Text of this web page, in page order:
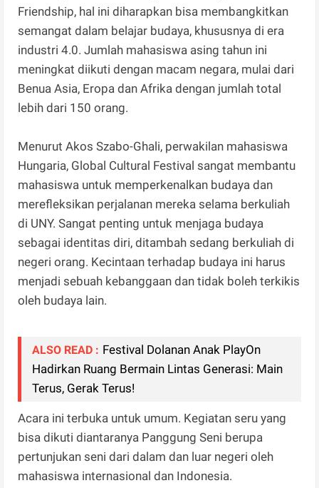
Friendship, hal ini diharapkan bisa membangkitkan
semangat dalam belajar budaya, khususnya di era
industri 4.0. Jumlah mahasiswa asing tahun ini
meningkat diikuti dengan macam negara, mulai dari
Benua Asia, Eropa dan Afrika dengan jumlah total
lebih dari 150 orang.
Menurut Akos Szabo-Ghali, perwakilan mahasiswa
Hungaria, Global Cultural Festival sangat membantu
mahasiswa untuk memperkenalkan budaya dan
merefleksikan perjalanan mereka selama berkuliah
di UNY. Sangat penting untuk menjaga budaya
sebagai identitas diri, ditambah sedang berkuliah di
negeri orang. Kecintaan terhadap budaya ini harus
menjadi sebuah kebanggaan dan tidak boleh terkikis
oleh budaya lain.
ALSO READ : Festival Dolanan Anak PlayOn
Hadirkan Ruang Bermain Lintas Generasi: Main
Terus, Gerak Terus!
Acara ini terbuka untuk umum. Kegiatan seru yang
bisa dikuti diantaranya Panggung Seni berupa
pertunjukan seni dari dalam dan luar negeri oleh
mahasiswa internasional dan Indonesia.